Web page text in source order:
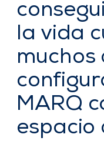
la vida
muchos
MARQ
espacio